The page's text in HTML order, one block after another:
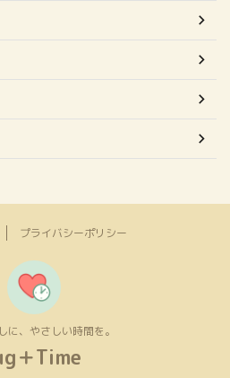
プライバシーポリシー
に、やさしい時間を。
＋Time